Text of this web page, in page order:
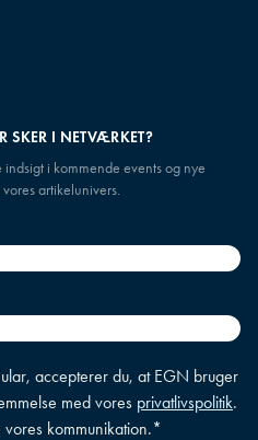
SKER I NETVÆRKET?
i kommende events og nye
artikelunivers.
accepterer du, at EGN bruger
med vores privatlivspolitik.
kommunikation.*